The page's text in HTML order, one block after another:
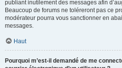
publiant inutilement des messages afin
Beaucoup de forums ne toléreront pas ce
modérateur pourra vous sanctionner en
messages.
Haut
Pourquoi m’est-il demandé de me